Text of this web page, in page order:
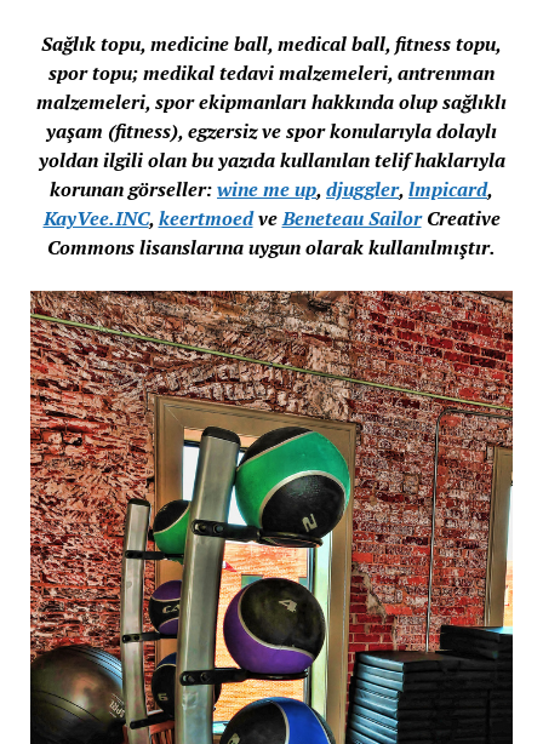
Sağlık topu, medicine ball, medical ball, fitness topu,
spor topu; medikal tedavi malzemeleri, antrenman
malzemeleri, spor ekipmanları hakkında olup sağlıklı
yaşam (fitness), egzersiz ve spor konularıyla dolaylı
yoldan ilgili olan bu yazıda kullanılan telif haklarıyla
korunan görseller:wine me up,djuggler,lmpicard,
KayVee.INC,keertmoedveBeneteau SailorCreative
Commons lisanslarına uygun olarak kullanılmıştır.